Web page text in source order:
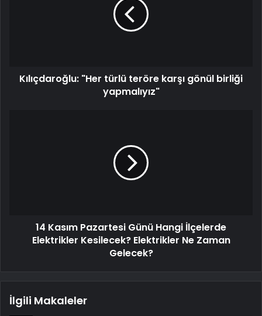
Kılıçdaroğlu: "Her türlü teröre karşı gönül birliği
yapmalıyız"
14 Kasım Pazartesi Günü Hangi İlçelerde
Elektrikler Kesilecek? Elektrikler Ne Zaman
Gelecek?
İlgili Makaleler